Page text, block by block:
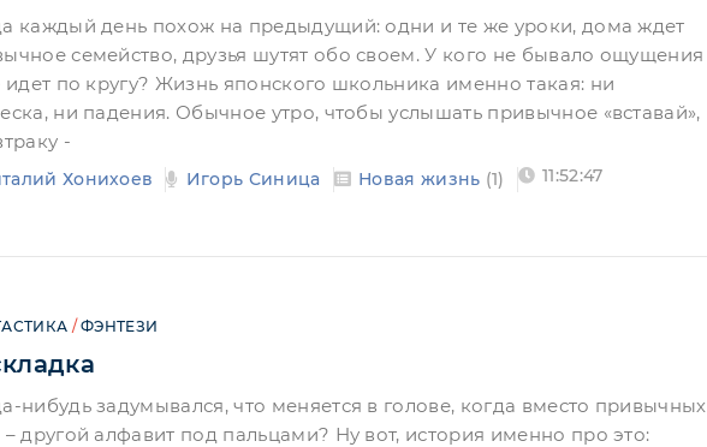
каждый день похож на предыдущий: одни и те же уроки, дома ждет
семейство, друзья шутят обо своем. У кого не бывало ощущения
идет по кругу? Жизнь японского школьника именно такая: ни
ни падения. Обычное утро, чтобы услышать привычное «вставай»,
-
Хонихоев Игорь Синица Новая жизнь (1) 11:52:47
/ФЭНТЕЗИ
нибудь задумывался, что меняется в голове, когда вместо привычных
– другой алфавит под пальцами? Ну вот, история именно про это: